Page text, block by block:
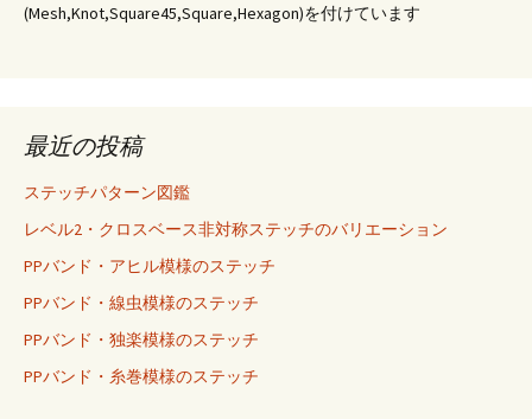
(Mesh,Knot,Square45,Square,Hexagon)を付けています
最近の投稿
ステッチパターン図鑑
レベル2・クロスベース非対称ステッチのバリエーション
PPバンド・アヒル模様のステッチ
PPバンド・線虫模様のステッチ
PPバンド・独楽模様のステッチ
PPバンド・糸巻模様のステッチ